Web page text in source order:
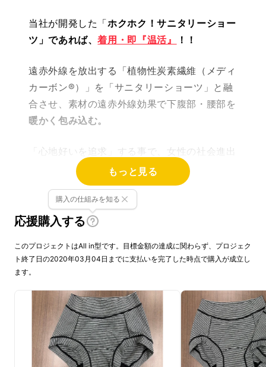
当社が開発した「ホクホク！サニタリーショー
ツ」であれば、着用・即『温活』 ！！
遠赤外線を放出する「植物性炭素繊維（メディ
カーボン®）」を「サニタリーショーツ」と融
合させ、素材の遠赤外線効果で下腹部・腰部を
暖かく包み込む。
「心地好いを追求」する事で、女性の社会進出
を応援してきた創業90年のサニタリーショー
ツメーカーこだわりの逸品です。
もっと見る
応援購入する
購入の仕組みを知る
このプロジェクトはAll in型です。目標金額の達成に関わらず、プロジェク
ト終了日の2020年03月04日までに支払いを完了した時点で購入が成立し
ます。